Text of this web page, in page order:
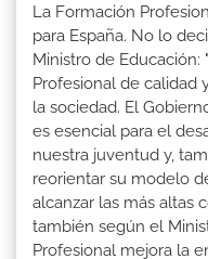
La Formación
para España. No lo
Ministro de Educación:
Profesional de calidad
la sociedad. El
es esencial para el
nuestra juventud y,
reorientar su modelo
alcanzar las más altas
también según el
Profesional mejora la